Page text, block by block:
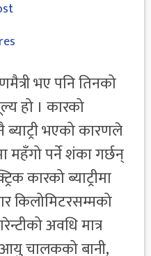
भए पनि तिनको
हो । कारको
भएको कारणले
महँगो पर्ने शंका गर्छन्
कारको ब्याट्रीमा
किलोमिटरसम्मको
अवधि मात्र
आयु चालकको बानी,